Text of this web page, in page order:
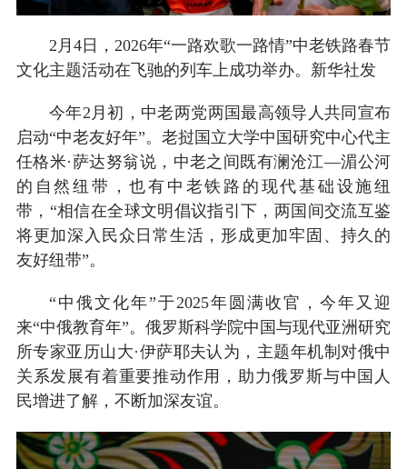
2月4日，2026年“一路欢歌一路情”中老铁路春节
文化主题活动在飞驰的列车上成功举办。新华社发
今年2月初，中老两党两国最高领导人共同宣布
启动“中老友好年”。老挝国立大学中国研究中心代主
任格米·萨达努翁说，中老之间既有澜沧江—湄公河
的自然纽带，也有中老铁路的现代基础设施纽
带，“相信在全球文明倡议指引下，两国间交流互鉴
将更加深入民众日常生活，形成更加牢固、持久的
友好纽带”。
“中俄文化年”于2025年圆满收官，今年又迎
来“中俄教育年”。俄罗斯科学院中国与现代亚洲研究
所专家亚历山大·伊萨耶夫认为，主题年机制对俄中
关系发展有着重要推动作用，助力俄罗斯与中国人
民增进了解，不断加深友谊。